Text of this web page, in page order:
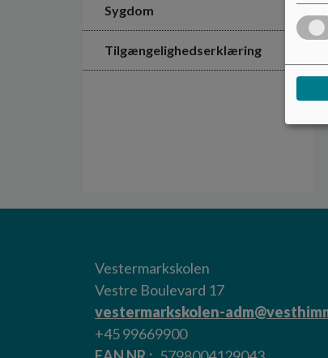
Sygdom
Tilgængelighedserklæring
Vestermarkskolen
Vestre Boulevard 17
vestermarkskolen-
+45 99669900